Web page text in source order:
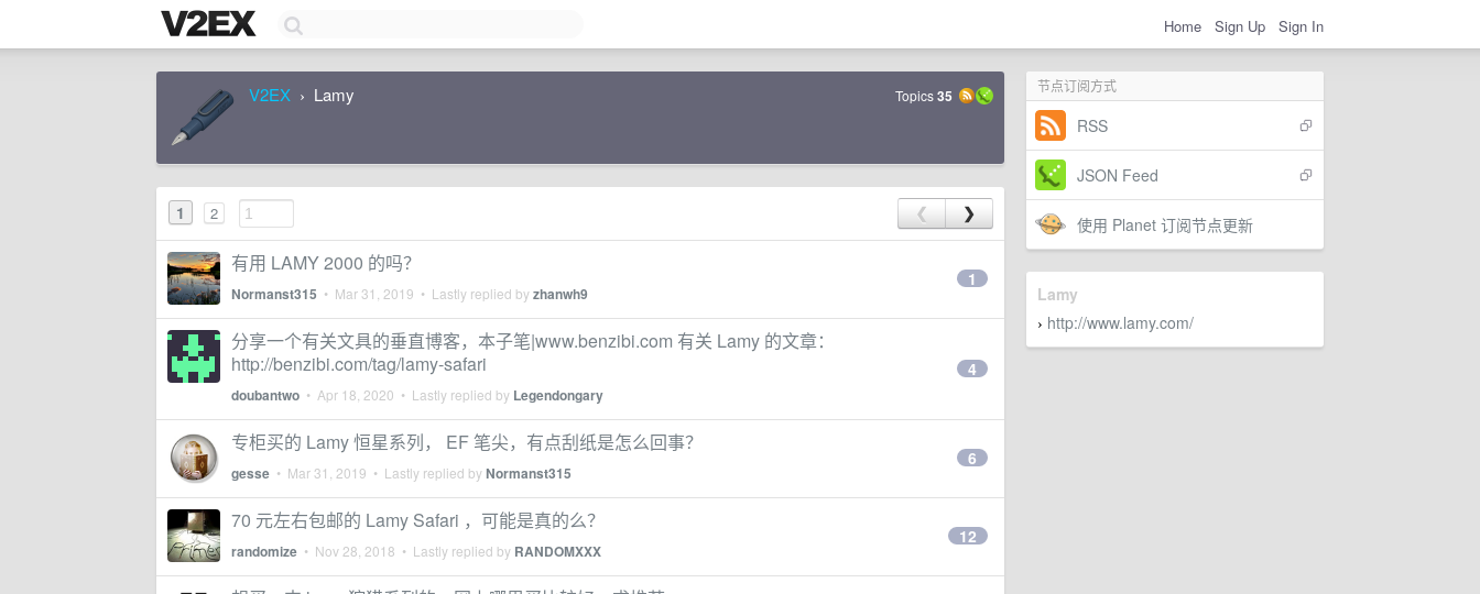
Home Sign Up Sign In
节点订阅方式
RSS
JSON Feed
使用 Planet 订阅节点更新
Lamy
› http://www.lamy.com/
V2EX › Lamy Topics35
1 2 ❮ ❯
有用 LAMY 2000 的吗？
Normanst315 • Mar 31, 2019 • Lastly replied byzhanwh9
1
分享一个有关文具的垂直博客，本子笔|www.benzibi.com 有关 Lamy 的文章：
http://benzibi.com/tag/lamy-safari
doubantwo • Apr 18, 2020 • Lastly replied by Legendongary
4
专柜买的 Lamy 恒星系列， EF 笔尖，有点刮纸是怎么回事？
gesse • Mar 31, 2019 • Lastly replied byNormanst315
6
70 元左右包邮的 Lamy Safari ，可能是真的么？
randomize • Nov 28, 2018 • Lastly replied by RANDOMXXX
12